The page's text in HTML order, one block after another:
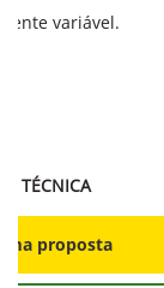
variável.
TÉCNICA
proposta